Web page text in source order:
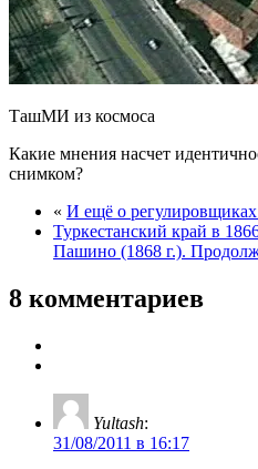
ТашМИ из космоса
Какие мнения насчет
снимком?
« И ещё о
Туркестанский край в
Пашино (1868 г.).
8 комментариев
Yultash:
31/08/2011 в 16:17